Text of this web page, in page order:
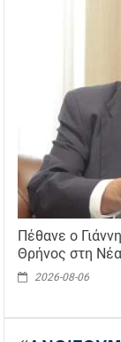
Πέθανε ο
Θρήνος στη
2026-08-06